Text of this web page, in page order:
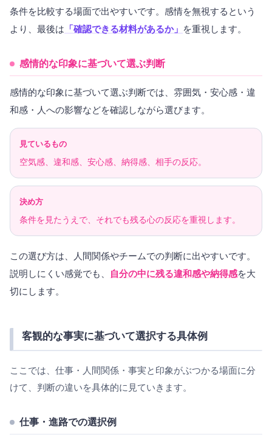
条件を比較する場面で出やすいです。感情を無視するという
より、最後は 「確認できる材料があるか」 を重視します。
感情的な印象に基づいて選ぶ判断
感情的な印象に基づいて選ぶ判断では、雰囲気・安心感・違
和感・人への影響などを確認しながら選びます。
見ているもの
空気感、違和感、安心感、納得感、相手の反応。
決め方
条件を見たうえで、それでも残る心の反応を重視します。
この選び方は、人間関係やチームでの判断に出やすいです。
説明しにくい感覚でも、
自分の中に残る違和感や納得感を大
切にします。
客観的な事実に基づいて選択する具体例
ここでは、仕事・人間関係・事実と印象がぶつかる場面に分
けて、判断の違いを具体的に見ていきます。
仕事・進路での選択例